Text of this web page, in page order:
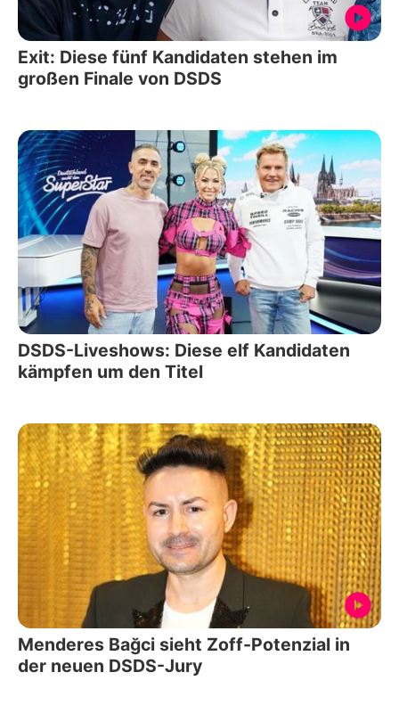
Exit: Diese fünf Kandidaten stehen im
großen Finale von DSDS
DSDS-Liveshows: Diese elf Kandidaten
kämpfen um den Titel
Menderes Bağci sieht Zoff-Potenzial in
der neuen DSDS-Jury